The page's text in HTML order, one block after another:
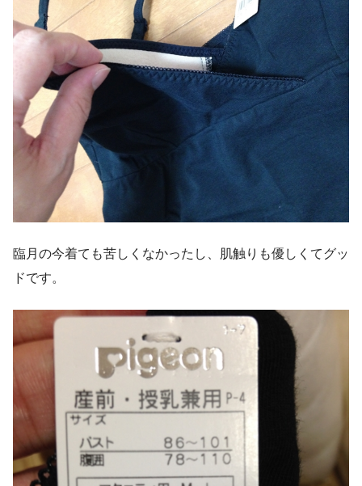
臨月の今着ても苦しくなかったし、肌触りも優しくてグッ
ドです。